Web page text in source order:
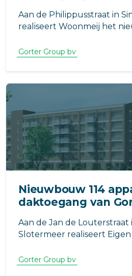
Aan de Philippusstraat in
realiseert Woonmeij het
Het project is ontworpen
Architecten en wordt
Heijden Bouw en
Gorter Group bv
Nieuwbouw 114
daktoegang van
Aan de Jan de Louterstraat
Slotermeer realiseert Eigen
appartementen. Het
door Berger Barnett
Gorter Group bv